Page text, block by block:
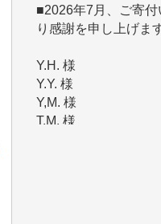
Y.H. 様
Y,M. 様
T.M. 様
マツモト ヤスアキ 様
マシオン 恵美香 様